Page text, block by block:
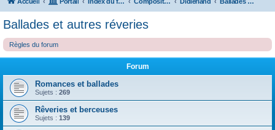
Ballades et autres réveries
Règles du forum
Forum
Romances et ballades
Sujets : 269
Rêveries et berceuses
Sujets : 139